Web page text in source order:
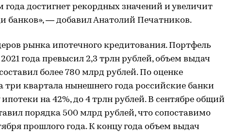
года достигнет рекордных значений и увеличит
банков», — добавил Анатолий Печатников.
рынка ипотечного кредитования. Портфель
года превысил 2,3 трлн рублей, объем выдач
более 780 млрд рублей. По оценке
три квартала нынешнего года российские банки
на 42%, до 4 трлн рублей. В сентябре общий
порядка 500 млрд рублей, что сопоставимо
прошлого года. К концу года объем выдач